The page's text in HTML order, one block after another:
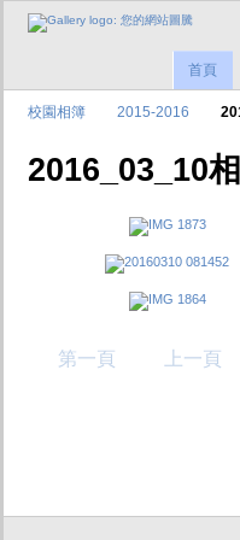
首頁
校園相簿 2015-2016
2016_03_10
第一頁 上一頁